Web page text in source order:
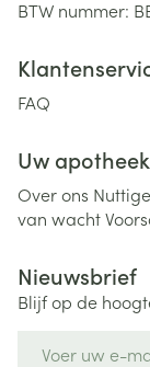
BTW nummer:
FAQ
Uw apotheek
Over ons
van wacht
Nieuwsbrief
Blijf op de